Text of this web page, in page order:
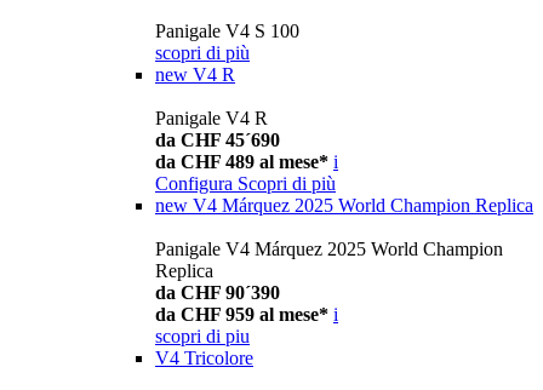
Panigale V4 S 100
scopri di più
new V4 R
Panigale V4 R
da CHF 45´690
da CHF 489 al mese* i
Configura Scopri di più
new V4 Márquez 2025 World Champion Replica
Panigale V4 Márquez 2025 World Champion
Replica
da CHF 90´390
da CHF 959 al mese* i
scopri di piu
V4 Tricolore